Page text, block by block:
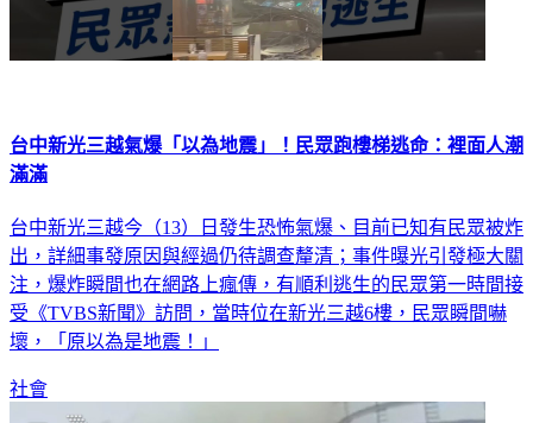
台中新光三越氣爆「以為地震」！民眾跑樓梯逃命：裡面人潮
滿滿
台中新光三越今（13）日發生恐怖氣爆、目前已知有民眾被炸
出，詳細事發原因與經過仍待調查釐清；事件曝光引發極大關
注，爆炸瞬間也在網路上瘋傳，有順利逃生的民眾第一時間接
受《TVBS新聞》訪問，當時位在新光三越6樓，民眾瞬間嚇
壞，「原以為是地震！」
社會